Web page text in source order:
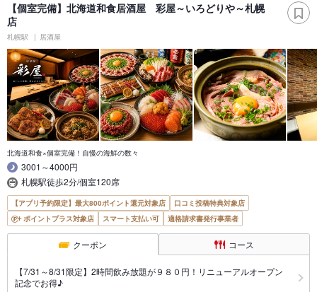
【個室完備】北海道和食居酒屋 彩屋～いろどりや～札幌
店
札幌駅 居酒屋
北海道和食×個室完備！自慢の海鮮の数々
3001～4000円
札幌駅徒歩2分/個室120席
【アプリ予約限定】最大800ポイント還元対象店
口コミ投稿特典対象店
ポイントプラス対象店
スマート支払い可 適格請求書発行事業者
クーポン コース
【7/31～8/31限定】2時間飲み放題が９８０円！リニューアルオープン
記念でお得♪